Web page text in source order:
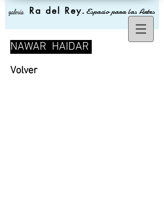
galería Ra del Rey. Espacio para las Artes
NAWAR HAIDAR
Volver
>